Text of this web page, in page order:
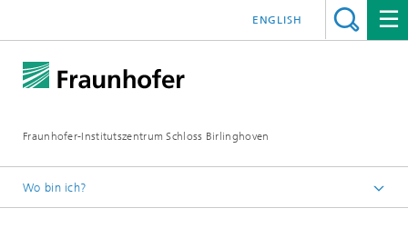
Fraunhofer-Institutszentrum Schloss Birlinghoven
ENGLISH
Wo bin ich?